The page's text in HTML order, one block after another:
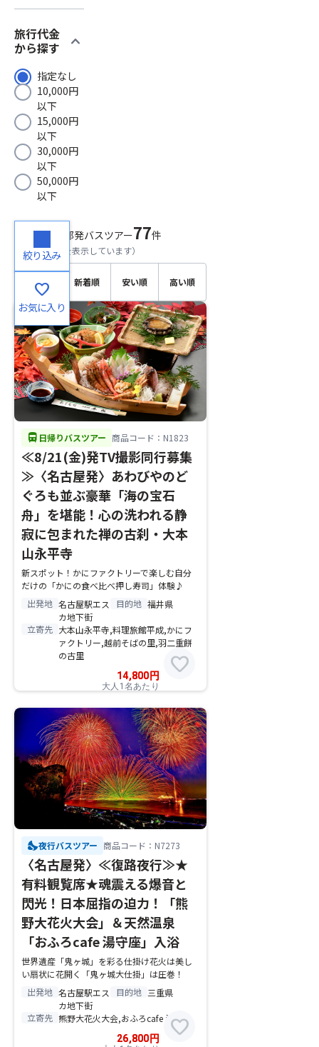
旅行代金
から探す
expand_more
指定なし
10,000円
以下
15,000円
以下
30,000円
以下
50,000円
以下
絞り込み
favorite
お気に入り
検索結果 中部発バスツアー77件
1～20件目を表示しています）
おすす
め順
新着順 安い順 高い順
directions_bus 日帰りバスツアー 商品コード：N1823
≪8/21(金)発TV撮影同行募集
≫〈名古屋発〉あわびやのど
ぐろも並ぶ豪華「海の宝石
舟」を堪能！心の洗われる静
寂に包まれた禅の古刹・大本
山永平寺
新スポット！かにファクトリーで楽しむ自分
だけの「かにの食べ比べ押し寿司」体験♪
出発地 名古屋駅エス
カ地下街
目的地 福井県
立寄先 大本山永平寺,料理旅館平成,かにフ
ァクトリー,越前そばの里,羽二重餅
の古里
14,800 円
大人1名あたり
favorite
nights_stay夜行バスツアー 商品コード：N7273
〈名古屋発〉≪復路夜行≫★
有料観覧席★魂震える爆音と
閃光！日本屈指の迫力！「熊
野大花火大会」＆天然温泉
「おふろcafe 湯守座」入浴
世界遺産「鬼ヶ城」を彩る仕掛け花火は美し
い扇状に花開く「鬼ヶ城大仕掛」は圧巻！
出発地 名古屋駅エス
カ地下街
目的地 三重県
立寄先 熊野大花火大会,おふろcafe 湯守座
26,800 円 favorite